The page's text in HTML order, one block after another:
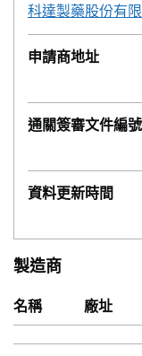
科達製藥股份有
申請商地址
通關簽審文件編號
資料更新時間
製造商
名稱 廠址